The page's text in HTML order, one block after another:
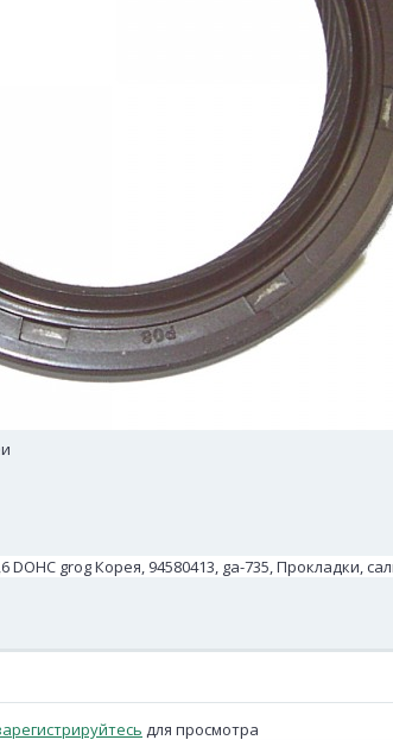
grog Корея, 94580413, ga-735, Прокладки,
для просмотра